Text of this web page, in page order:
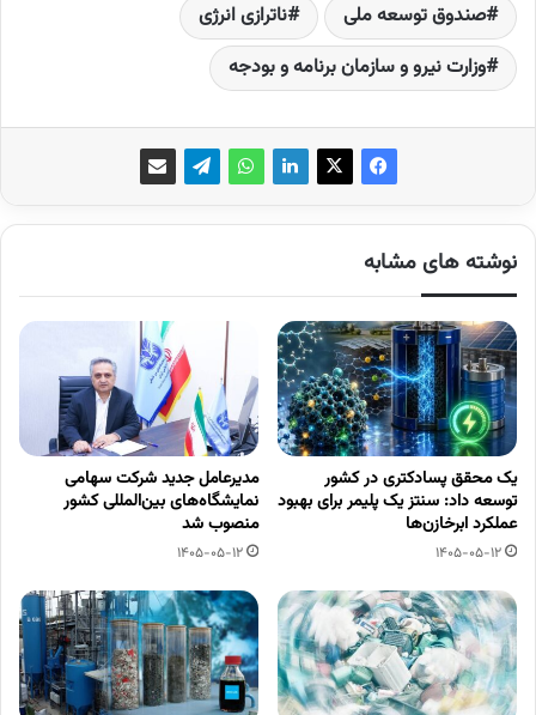
صندوق توسعه ملی
ناترازی انرژی
وزارت نیرو و سازمان برنامه و بودجه
نوشته های مشابه
یک محقق پسادکتری در کشور
توسعه داد: سنتز یک پلیمر برای بهبود
عملکرد ابرخازن‌ها
1405-05-12
مدیرعامل جدید شرکت سهامی
نمایشگاه‌های بین‌المللی کشور
منصوب شد
1405-05-12